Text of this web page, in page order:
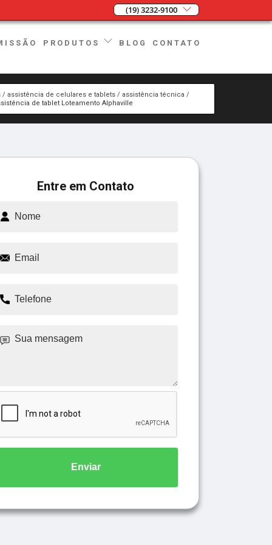
(19) 3232-9100
PRODUTOS BLOG CONTATO
assistência de celulares e tablets
assistência técnica
de tablet Loteamento Alphaville
Entre em Contato
Enviar